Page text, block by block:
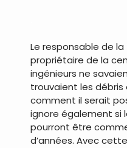
Le responsable de
propriétaire de la
ingénieurs ne
trouvaient les
comment il serait
ignore également si
pourront être
d’années. Avec